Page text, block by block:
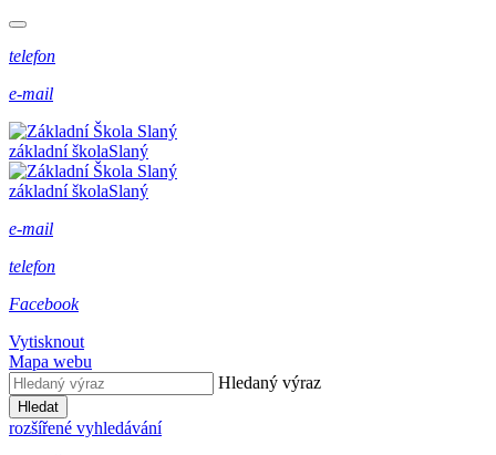
telefon
e-mail
základní školaSlaný
základní školaSlaný
e-mail
telefon
Facebook
Vytisknout
Mapa webu
Hledaný výraz
Hledat
rozšířené vyhledávání